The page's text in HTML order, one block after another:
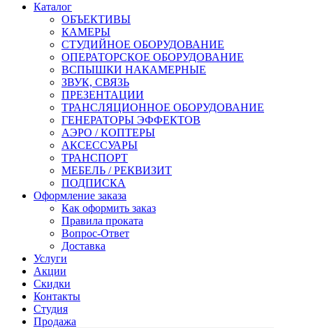
Каталог
ОБЪЕКТИВЫ
КАМЕРЫ
СТУДИЙНОЕ ОБОРУДОВАНИЕ
ОПЕРАТОРСКОЕ ОБОРУДОВАНИЕ
ВСПЫШКИ НАКАМЕРНЫЕ
ЗВУК, СВЯЗЬ
ПРЕЗЕНТАЦИИ
ТРАНСЛЯЦИОННОЕ ОБОРУДОВАНИЕ
ГЕНЕРАТОРЫ ЭФФЕКТОВ
АЭРО / КОПТЕРЫ
АКСЕССУАРЫ
ТРАНСПОРТ
МЕБЕЛЬ / РЕКВИЗИТ
ПОДПИСКА
Оформление заказа
Как оформить заказ
Правила проката
Вопрос-Ответ
Доставка
Услуги
Акции
Скидки
Контакты
Студия
Продажа